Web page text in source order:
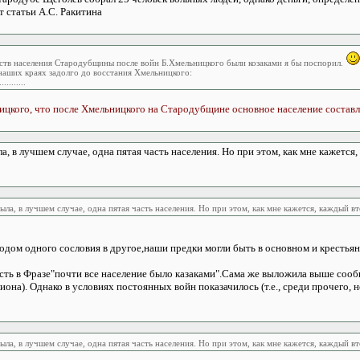
статьи А.С. Ракитина
населения Стародубщины после войн Б.Хмельницкого были козаками я бы поспорил.
краях задолго до восстания Хмельницкого:
что после Хмельницкого на Стародубщине основное население
в лучшем случае, одна пятая часть населения. Но при этом, как мне
в лучшем случае, одна пятая часть населения. Но при этом, как мне кажется, каждый
одного сословия в другое,наши предки могли быть в основном и
в Фразе"почти все население было казаками".Сама же выложила выше
Однако в условиях постоянных войн показачилось (т.е., среди прочего,
в лучшем случае, одна пятая часть населения. Но при этом, как мне кажется, каждый